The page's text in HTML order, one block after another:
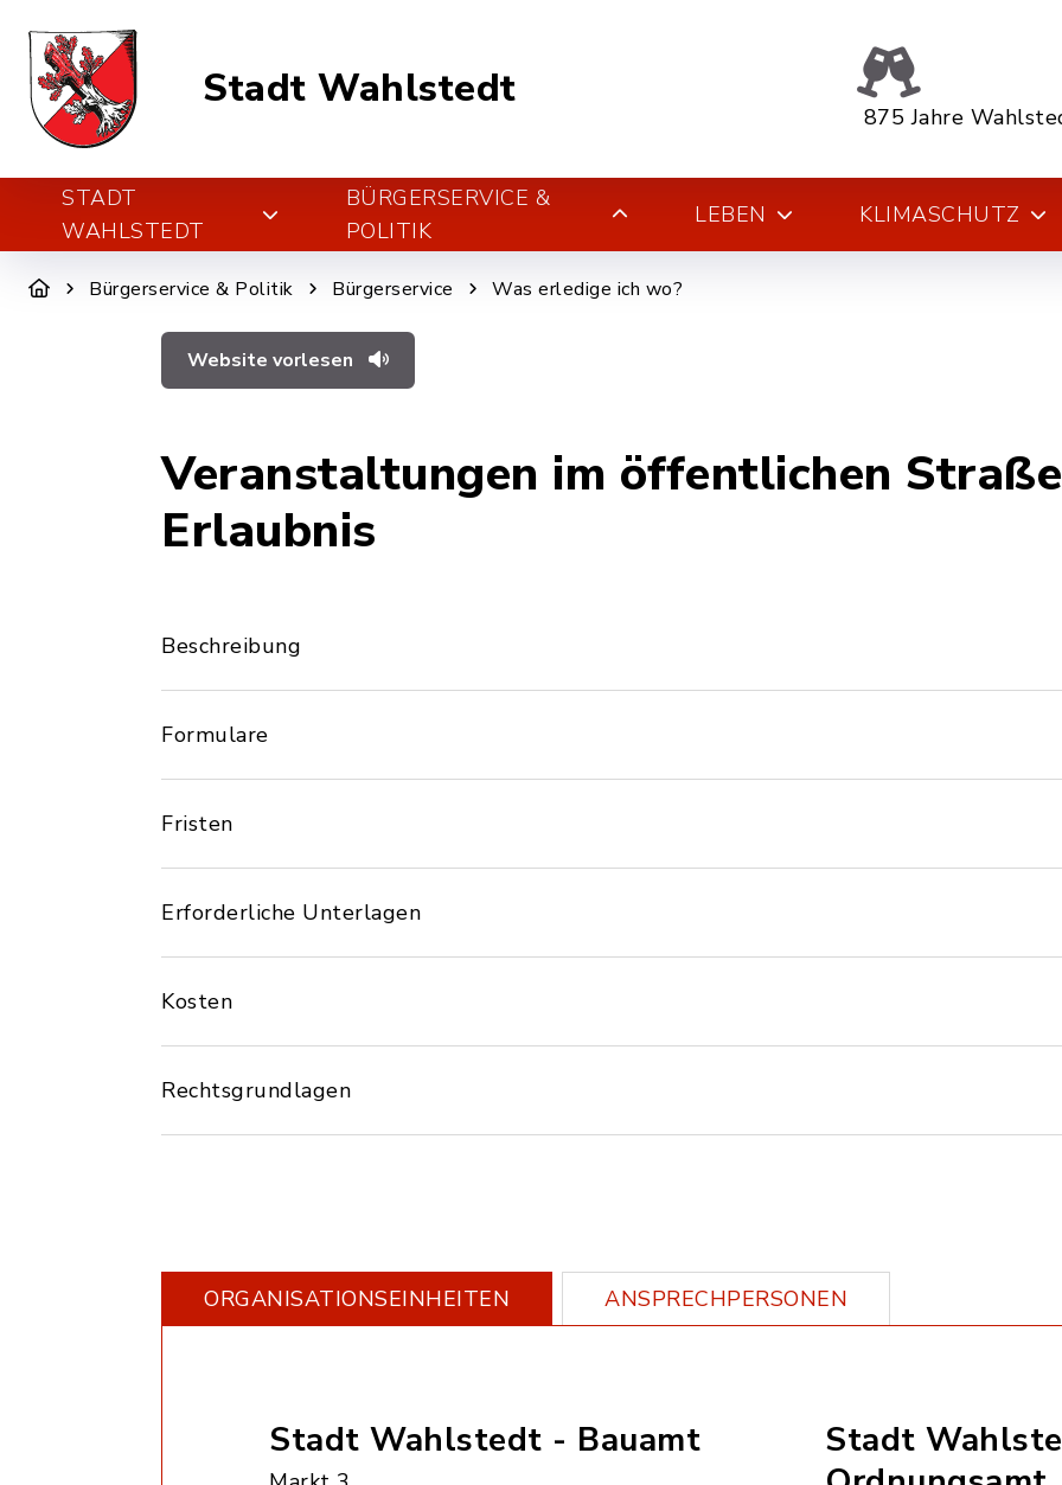
Stadt Wahlstedt
875 Jahre
STADT
WAHLSTEDT
BÜRGERSERVICE &
POLITIK
LEBEN KLIMASCHUTZ
Bürgerservice & Politik Bürgerservice Was erledige ich wo?
Website vorlesen
Veranstaltungen im öffentlichen
Erlaubnis
Beschreibung
Formulare
Fristen
Erforderliche Unterlagen
Kosten
Rechtsgrundlagen
ORGANISATIONS­EINHEITEN ANSPRECHPERSONEN
Stadt Wahlstedt - Bauamt
Stadt